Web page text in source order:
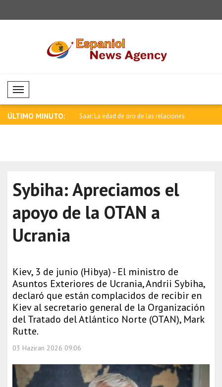
Mobil Menü
ÚLTIMO MINUTO:
en los mercados de Saar: La edad de oro de las relaciones
Sybiha: Apreciamos el
apoyo de la OTAN a
Ucrania
Kiev, 3 de junio (Hibya) - El ministro de
Asuntos Exteriores de Ucrania, Andrii Sybiha,
declaró que están complacidos de recibir en
Kiev al secretario general de la Organización
del Tratado del Atlántico Norte (OTAN), Mark
Rutte.
03 Haziran 2026 09:06